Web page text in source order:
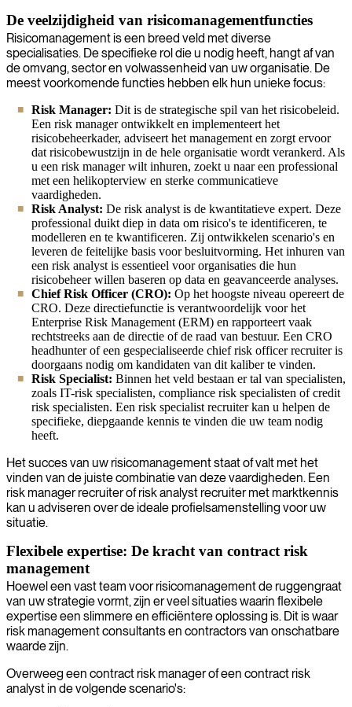
De veelzijdigheid van risicomanagementfuncties
Risicomanagement is een breed veld met diverse
specialisaties. De specifieke rol die u nodig heeft, hangt af van
de omvang, sector en volwassenheid van uw organisatie. De
meest voorkomende functies hebben elk hun unieke focus:
Risk Manager: Dit is de strategische spil van het risicobeleid.
Een risk manager ontwikkelt en implementeert het
risicobeheerkader, adviseert het management en zorgt ervoor
dat risicobewustzijn in de hele organisatie wordt verankerd. Als
u een risk manager wilt inhuren, zoekt u naar een professional
met een helikopterview en sterke communicatieve
vaardigheden.
Risk Analyst: De risk analyst is de kwantitatieve expert. Deze
professional duikt diep in data om risico's te identificeren, te
modelleren en te kwantificeren. Zij ontwikkelen scenario's en
leveren de feitelijke basis voor besluitvorming. Het inhuren van
een risk analyst is essentieel voor organisaties die hun
risicobeheer willen baseren op data en geavanceerde analyses.
Chief Risk Officer (CRO): Op het hoogste niveau opereert de
CRO. Deze directiefunctie is verantwoordelijk voor het
Enterprise Risk Management (ERM) en rapporteert vaak
rechtstreeks aan de directie of de raad van bestuur. Een CRO
headhunter of een gespecialiseerde chief risk officer recruiter is
doorgaans nodig om kandidaten van dit kaliber te vinden.
Risk Specialist: Binnen het veld bestaan er tal van specialisten,
zoals IT-risk specialisten, compliance risk specialisten of credit
risk specialisten. Een risk specialist recruiter kan u helpen de
specifieke, diepgaande kennis te vinden die uw team nodig
heeft.
Het succes van uw risicomanagement staat of valt met het
vinden van de juiste combinatie van deze vaardigheden. Een
risk manager recruiter of risk analyst recruiter met marktkennis
kan u adviseren over de ideale profielsamenstelling voor uw
situatie.
Flexibele expertise: De kracht van contract risk
management
Hoewel een vast team voor risicomanagement de ruggengraat
van uw strategie vormt, zijn er veel situaties waarin flexibele
expertise een slimmere en efficiëntere oplossing is. Dit is waar
risk management consultants en contractors van onschatbare
waarde zijn.
Overweeg een contract risk manager of een contract risk
analyst in de volgende scenario's: